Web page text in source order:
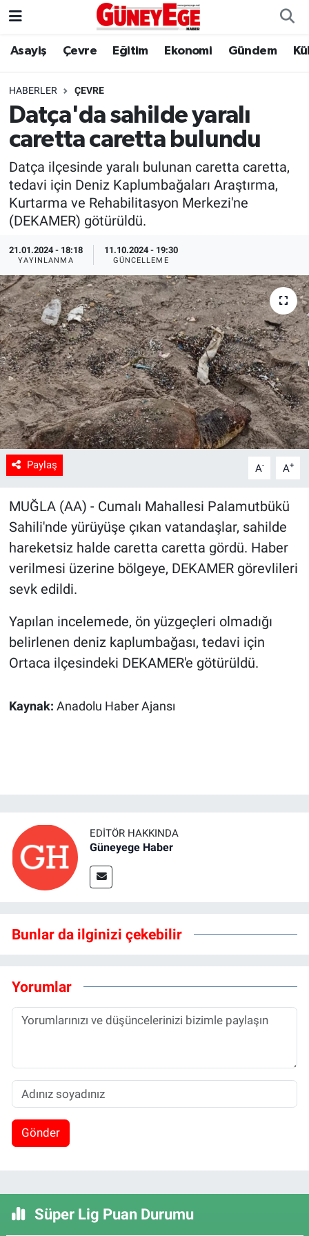
Asayiş Çevre Eğitim Ekonomi Gündem
HABERLER ÇEVRE
Datça'da sahilde yaralı
caretta caretta bulundu
Datça ilçesinde yaralı bulunan caretta caretta,
tedavi için Deniz Kaplumbağaları Araştırma,
Kurtarma ve Rehabilitasyon Merkezi'ne
(DEKAMER) götürüldü.
21.01.2024 - 18:18
YAYINLANMA
11.10.2024 - 19:30
GÜNCELLEME
Paylaş A- A+
MUĞLA (AA) - Cumalı Mahallesi Palamutbükü
Sahili'nde yürüyüşe çıkan vatandaşlar, sahilde
hareketsiz halde caretta caretta gördü. Haber
verilmesi üzerine bölgeye, DEKAMER görevlileri
sevk edildi.
Yapılan incelemede, ön yüzgeçleri olmadığı
belirlenen deniz kaplumbağası, tedavi için
Ortaca ilçesindeki DEKAMER'e götürüldü.
Kaynak: Anadolu Haber Ajansı
EDITÖR HAKKINDA
Güneyege Haber
Bunlar da ilginizi çekebilir
Yorumlar
Gönder
Süper Lig Puan Durumu
Asayiş
Çevre
Eğitim
Ekonomi
Gündem
Kültür Sanat
Magazin
Politika
Sağlık
Spor
Yaşam
Tarım
İstanbul Hava Durumu
İstanbul Trafik Yoğunluk Haritası
Süper Lig Puan Durumu ve Fikstür
Tüm Manşetler
Son Dakika Haberleri
Haber Arşivi